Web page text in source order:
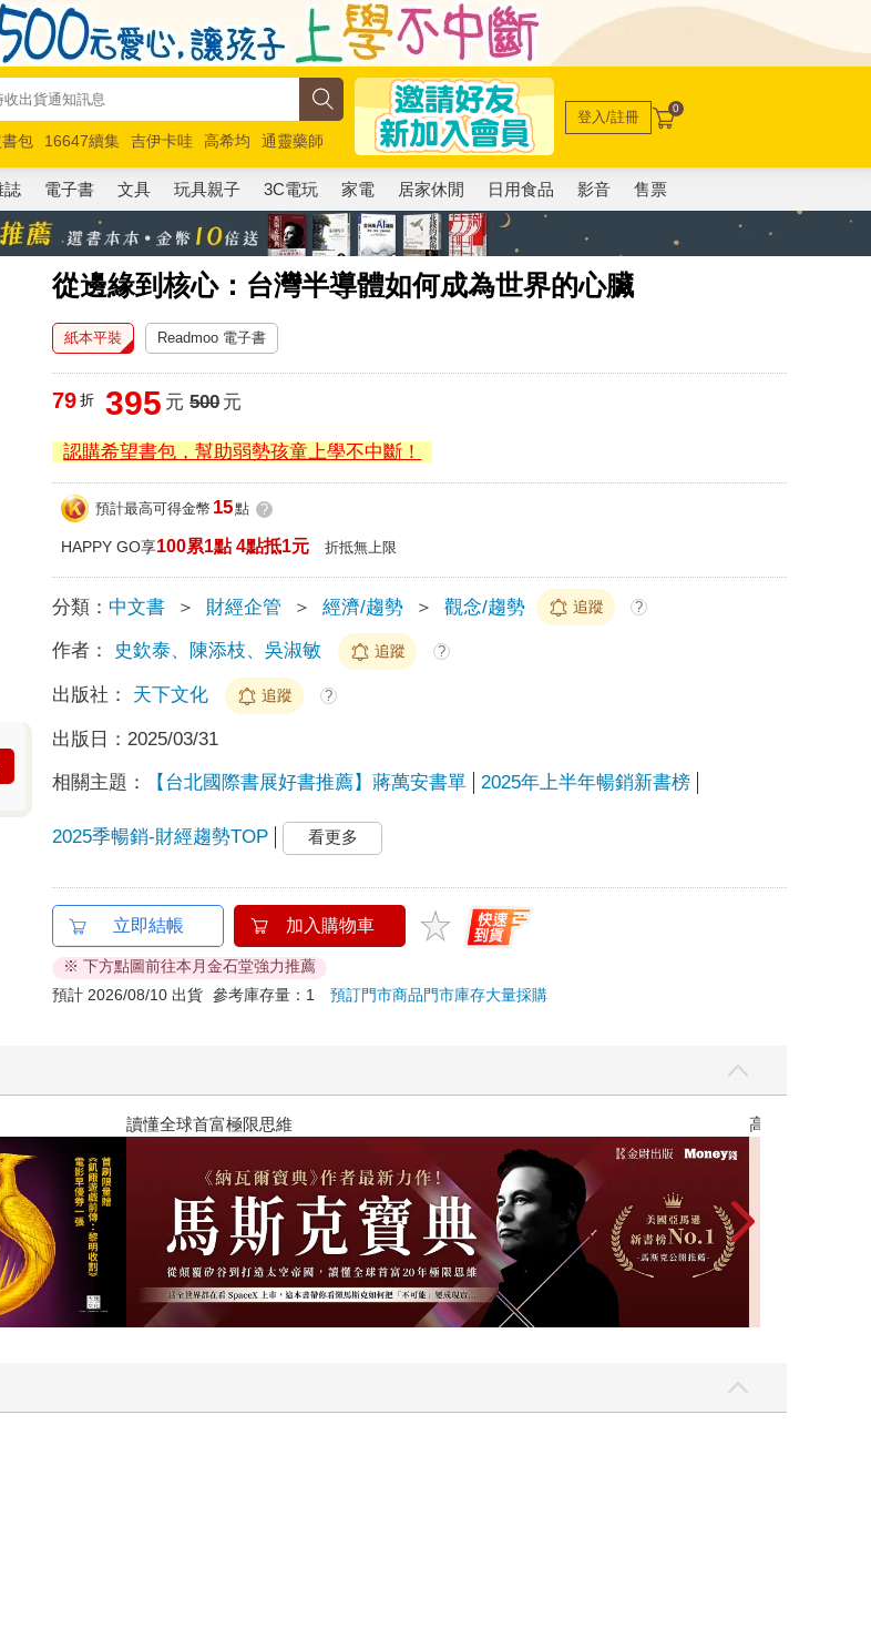
包 16647續集 吉伊卡哇 高希均
通靈藥師
玩具總動員5 超慢跑
登入/註冊 0
誌 電子書 文具 玩具親子 3C電玩 家電 居家休閒 日用食品 影音 售票
從邊緣到核心：台灣半導體如何成為世界的心臟
紙本平裝 Readmoo 電子書
79 折 395 元 500元
認購希望書包，幫助弱勢孩童上學不中斷！
預計最高可得金幣 15點 ?
HAPPY GO享100累1點 4點抵1元 折抵無上限
分類： 中文書 ＞ 財經企管 ＞ 經濟/趨勢 ＞ 觀念/趨勢 追蹤 ?
作者： 史欽泰、陳添枝、吳淑敏 追蹤 ?
出版社： 天下文化 追蹤 ?
出版日： 2025/03/31
相關主題： 【台北國際書展好書推薦】蔣萬安書單 2025年上半年暢銷新書榜
2025季暢銷-財經趨勢TOP 看更多
立即結帳 加入購物車
※ 下方點圖前往本月金石堂強力推薦
預計 2026/08/10 出貨 參考庫存量：1預訂門市商品門市庫存大量採購
版） 2026年8月金石堂強力推薦